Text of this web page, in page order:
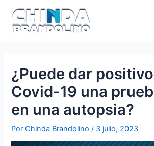
¿Puede dar
Covid-19 una
en una autopsia?
PorChinda Brandolino/ 3 julio, 2023